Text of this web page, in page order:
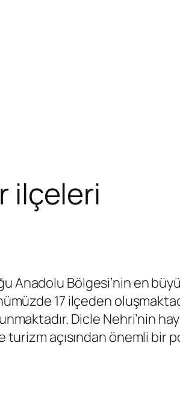
ilçeleri
Anadolu Bölgesi’nin en
17 ilçeden
Dicle Nehri’nin
turizm açısından önemli bir